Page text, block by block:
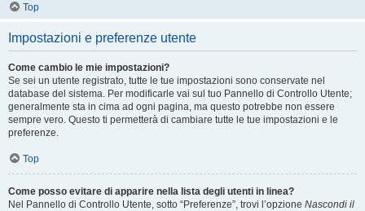
Top
Impostazioni e preferenze utente
Come cambio le mie impostazioni?
Se sei un utente registrato, tutte le tue impostazioni sono conservate nel
database del sistema. Per modificarle vai sul tuo Pannello di Controllo Utente;
generalmente sta in cima ad ogni pagina, ma questo potrebbe non essere
sempre vero. Questo ti permetterà di cambiare tutte le tue impostazioni e le
preferenze.
Top
Come posso evitare di apparire nella lista degli utenti in linea?
Nel Pannello di Controllo Utente, sotto “Preferenze”, trovi l’opzione Nascondi il